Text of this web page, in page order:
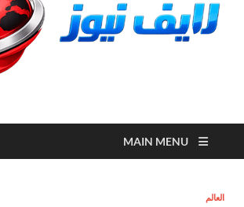
لايف نيوز
MAIN MENU
العالم